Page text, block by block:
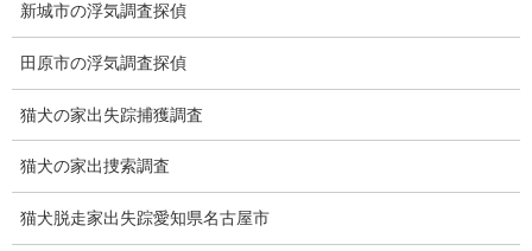
お知らせ
いじめ相談
子供の虐待
児童虐待防止対策
子供のいじめ相談
新城市の浮気調査探偵
田原市の浮気調査探偵
猫犬の家出失踪捕獲調査
猫犬の家出捜索調査
猫犬脱走家出失踪愛知県名古屋市